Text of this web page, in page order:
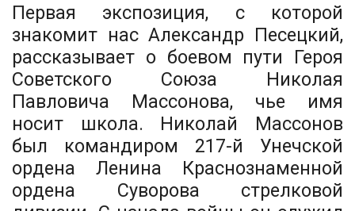
Первая экспозиция, с которой
знакомит нас Александр Песецкий,
рассказывает о боевом пути Героя
Советского Союза Николая
Павловича Массонова, чье имя
носит школа. Николай Массонов
был командиром 217-й Унечской
ордена Ленина Краснознаменной
ордена Суворова стрелковой